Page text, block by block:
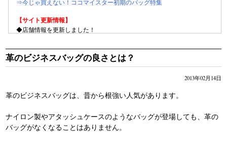
⇒今じゃ買えない！ココマイスター初期のバッグ特集
【サイト更新情報】
◆店舗情報を更新しました！
ト！
◆商品の口コミレビューを更新しました！
革のビジネスバッグの良さとは？
2013年02月14日
革のビジネスバッグは、昔から根強い人気があります。
ナイロン製やアタッシュケースのようなバッグが登場しても、革の
バッグがなくなることはありません。